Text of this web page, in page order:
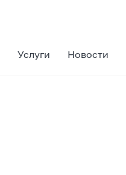
Услуги Новости